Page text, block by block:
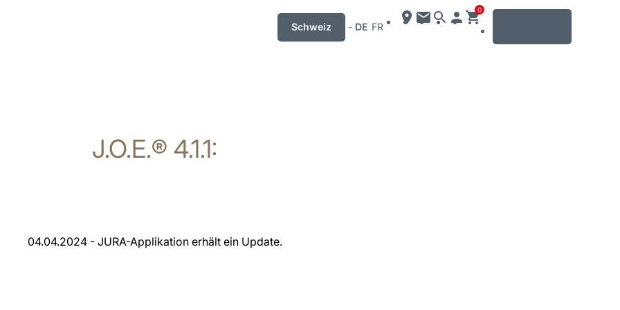
Schweiz - DE FR
0
J.O.E.® 4.1.1:
04.04.2024 - JURA-Applikation erhält ein Update.